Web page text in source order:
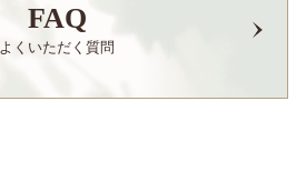
FAQ
よくいただく質問